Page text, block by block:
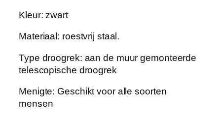
o
g
e
k
a
l
Kleur: zwart
Materiaal: roestvrij staal.
Type droogrek: aan de muur gemonteerde
telescopische droogrek
Menigte: Geschikt voor alle soorten
mensen